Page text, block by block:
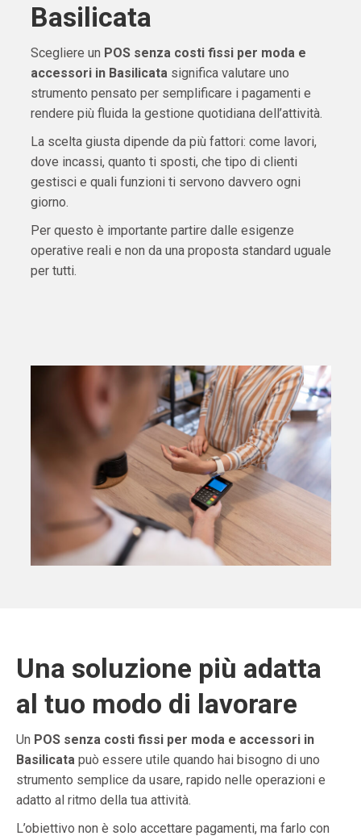
Basilicata
Scegliere un POS senza costi fissi per moda e
accessori in Basilicatasignifica valutare uno
strumento pensato per semplificare i pagamenti e
rendere più fluida la gestione quotidiana dell’attività.
La scelta giusta dipende da più fattori: come lavori,
dove incassi, quanto ti sposti, che tipo di clienti
gestisci e quali funzioni ti servono davvero ogni
giorno.
Per questo è importante partire dalle esigenze
operative reali e non da una proposta standard uguale
per tutti.
Una soluzione più adatta
al tuo modo di lavorare
Un POS senza costi fissi per moda e accessori in
Basilicata può essere utile quando hai bisogno di uno
strumento semplice da usare, rapido nelle operazioni e
adatto al ritmo della tua attività.
L’obiettivo non è solo accettare pagamenti, ma farlo con